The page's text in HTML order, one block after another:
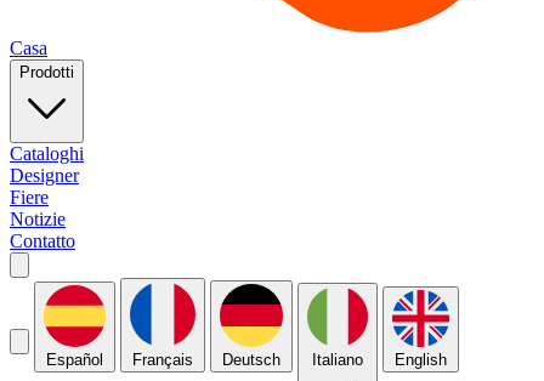
Casa
Prodotti
Cataloghi
Designer
Fiere
Notizie
Contatto
Español Français Deutsch Italiano English